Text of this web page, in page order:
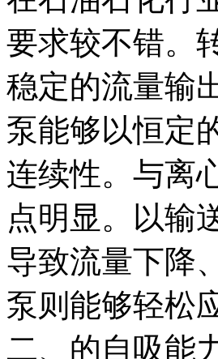
要求较不错。
稳定的流量输
泵能够以恒定
连续性。与离
点明显。以输
导致流量下降
泵则能够轻松
二、的自吸能